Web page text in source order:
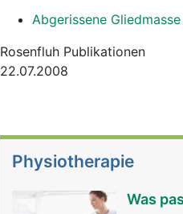
Abgerissene
Rosenfluh Publikationen
22.07.2008
Physiotherapie
Was